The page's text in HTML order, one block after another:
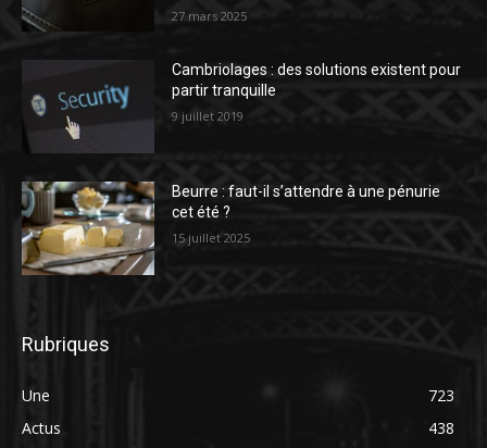
27 mars 2025
Cambriolages : des solutions existent pour
partir tranquille
9 juillet 2019
Beurre : faut-il s’attendre à une pénurie
cet été ?
15 juillet 2025
Rubriques
Une
723
Actus
438